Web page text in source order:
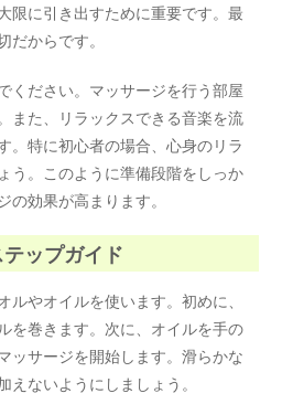
限に引き出すために重要です。最
からです。
ください。マッサージを行う部屋
また、リラックスできる音楽を流
。特に初心者の場合、心身のリラ
う。このように準備段階をしっか
の効果が高まります。
ップガイド
ルやオイルを使います。初めに、
を巻きます。次に、オイルを手の
ッサージを開始します。滑らかな
ないようにしましょう。